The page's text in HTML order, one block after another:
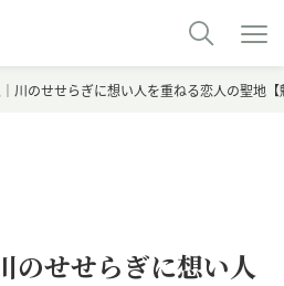
川のせせらぎに想い人を重ねる恋人の聖地
のせせらぎに想い人